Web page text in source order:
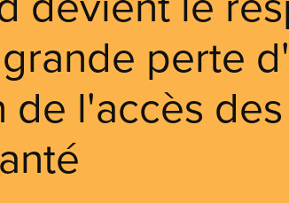
perte
de l'accès